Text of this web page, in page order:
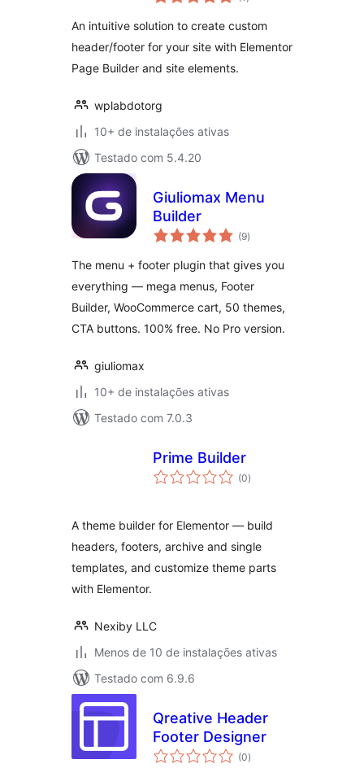
An intuitive solution to create custom
header/footer for your site with Elementor
Page Builder and site elements.
wplabdotorg
10+ de instalações ativas
Testado com 5.4.20
Giuliomax Menu
Builder
(9total
de
)
The menu + footer plugin that gives you
everything — mega menus, Footer
Builder, WooCommerce cart, 50 themes,
CTA buttons. 100% free. No Pro version.
giuliomax
10+ de instalações ativas
Testado com 7.0.3
Prime Builder
(0total
de
)
A theme builder for Elementor — build
headers, footers, archive and single
templates, and customize theme parts
with Elementor.
Nexiby LLC
Menos de 10 de instalações ativas
Testado com 6.9.6
Qreative Header
Footer Designer
(0total
de
)